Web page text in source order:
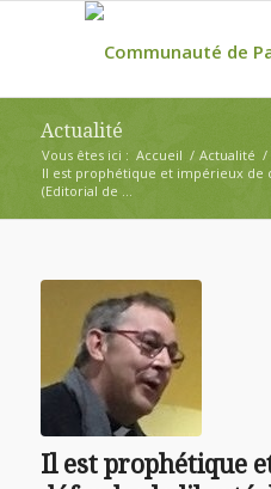
Actualité
Vous êtes ici : Accueil / Actualité /
Il est prophétique et impérieux de
(Editorial de ...
Il est prophétique